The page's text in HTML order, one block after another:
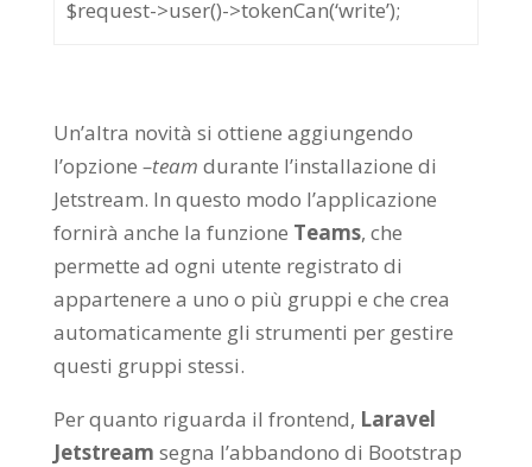
$request->user()->tokenCan(‘write’);
Un’altra novità si ottiene aggiungendo
l’opzione –team durante l’installazione di
Jetstream. In questo modo l’applicazione
fornirà anche la funzione Teams, che
permette ad ogni utente registrato di
appartenere a uno o più gruppi e che crea
automaticamente gli strumenti per gestire
questi gruppi stessi.
Per quanto riguarda il frontend, Laravel
Jetstream segna l’abbandono di Bootstrap